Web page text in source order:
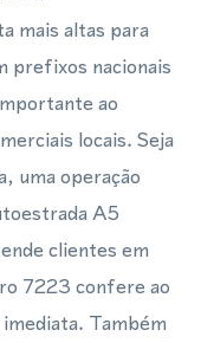
mais altas para
prefixos nacionais
ao
locais. Seja
uma operação
A5
clientes em
7223 confere ao
Também